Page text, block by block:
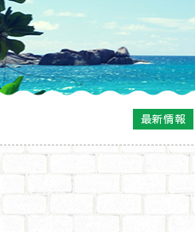
最新情報